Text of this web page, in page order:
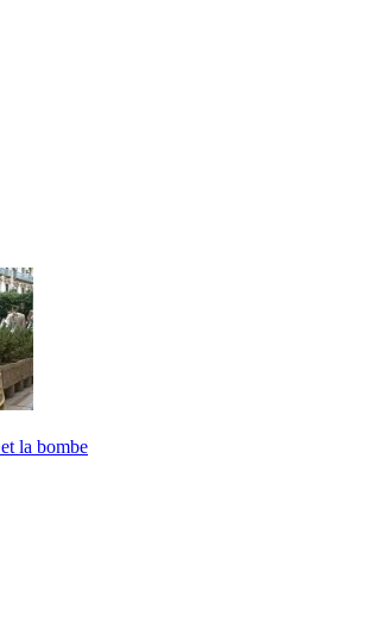
la bombe